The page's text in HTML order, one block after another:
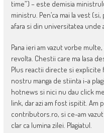
time”) – este demisia
ministru. Pen’ca mai la vest
afara si din universitatea unde
Pana ieri am vazut vorbe
revolta. Chestii care ma lasa
Plus reactii directe si
nostru manga de stiinta i-a
hotnews si nici nu dau click
link, dar azi am fost ispitit. Am
contributors.ro, si ce-am
clar ca lumina zilei. Plagiatul.